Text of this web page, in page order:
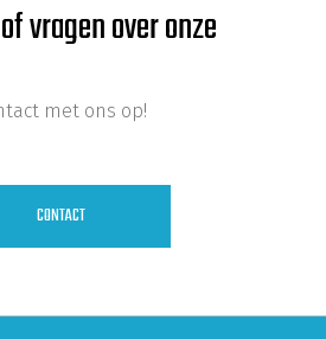
vragen over onze
met ons op!
CONTACT